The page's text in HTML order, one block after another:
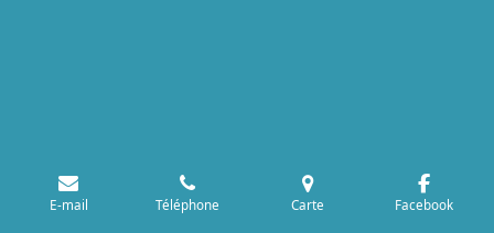
E-mail Téléphone Carte Facebook